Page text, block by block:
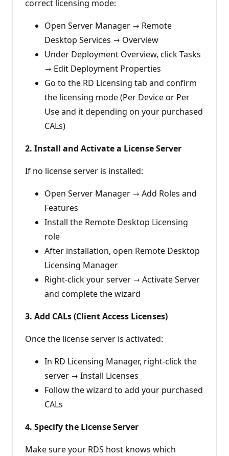
correct licensing mode:
Open Server Manager → Remote
Desktop Services → Overview
Under Deployment Overview, click Tasks
→ Edit Deployment Properties
Go to the RD Licensing tab and confirm
the licensing mode (Per Device or Per
Use and it depending on your purchased
CALs)
2. Install and Activate a License Server
If no license server is installed:
Open Server Manager → Add Roles and
Features
Install the Remote Desktop Licensing
role
After installation, open Remote Desktop
Licensing Manager
Right-click your server → Activate Server
and complete the wizard
3. Add CALs (Client Access Licenses)
Once the license server is activated:
In RD Licensing Manager, right-click the
server → Install Licenses
Follow the wizard to add your purchased
CALs
4. Specify the License Server
Make sure your RDS host knows which